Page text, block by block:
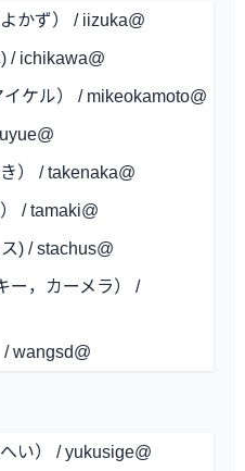
かず） / iizuka@
/ ichikawa@
ケル） / mikeokamoto@
） / takenaka@
/ tamaki@
) / stachus@
ー，カーメラ） /
wangsd@
い） / yukusige@